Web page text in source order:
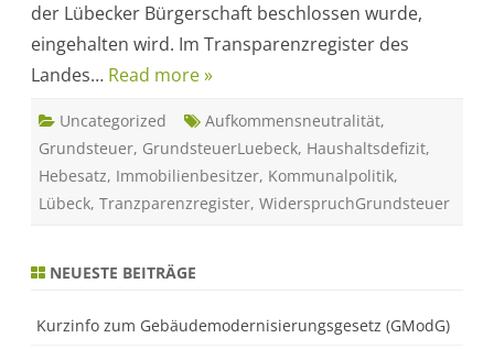
e
e
c
i
e
u
r
G
d
e
u
der Lübecker Bürgerschaft beschlossen wurde,
eingehalten wird. Im Transparenzregister des
Landes… Read more »
Uncategorized Aufkommensneutralität,
Grundsteuer, GrundsteuerLuebeck, Haushaltsdefizit,
Hebesatz, Immobilienbesitzer, Kommunalpolitik,
Lübeck, Tranzparenzregister, WiderspruchGrundsteuer
NEUESTE BEITRÄGE
Kurzinfo zum Gebäudemodernisierungsgesetz (GModG)